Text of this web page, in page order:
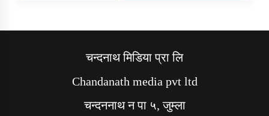
चन्दनाथ मिडिया प्रा लि
Chandanath media pvt ltd
चन्दननाथ न पा ५, जुम्ला